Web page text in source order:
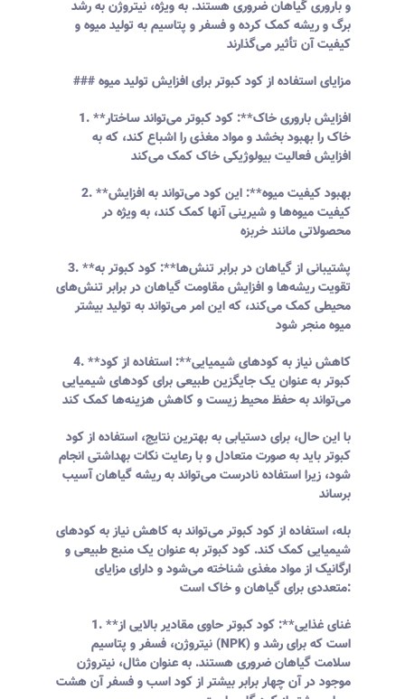
و باروری گیاهان ضروری هستند. به ویژه، نیتروژن به رشد
برگ و ریشه کمک کرده و فسفر و پتاسیم به تولید میوه و
کیفیت آن تأثیر می‌گذارند
### مزایای استفاده از کود کبوتر برای افزایش تولید میوه
1. **افزایش باروری خاک**: کود کبوتر می‌تواند ساختار
خاک را بهبود بخشد و مواد مغذی را اشباع کند، که به
افزایش فعالیت بیولوژیکی خاک کمک می‌کند
2. **بهبود کیفیت میوه**: این کود می‌تواند به افزایش
کیفیت میوه‌ها و شیرینی آنها کمک کند، به ویژه در
محصولاتی مانند خربزه
3. **پشتیبانی از گیاهان در برابر تنش‌ها**: کود کبوتر به
تقویت ریشه‌ها و افزایش مقاومت گیاهان در برابر تنش‌های
محیطی کمک می‌کند، که این امر می‌تواند به تولید بیشتر
میوه منجر شود
4. **کاهش نیاز به کودهای شیمیایی**: استفاده از کود
کبوتر به عنوان یک جایگزین طبیعی برای کودهای شیمیایی
می‌تواند به حفظ محیط زیست و کاهش هزینه‌ها کمک کند
با این حال، برای دستیابی به بهترین نتایج، استفاده از کود
کبوتر باید به صورت متعادل و با رعایت نکات بهداشتی انجام
شود، زیرا استفاده نادرست می‌تواند به ریشه گیاهان آسیب
برساند
بله، استفاده از کود کبوتر می‌تواند به کاهش نیاز به کودهای
شیمیایی کمک کند. کود کبوتر به عنوان یک منبع طبیعی و
ارگانیک از مواد مغذی شناخته می‌شود و دارای مزایای
متعددی برای گیاهان و خاک است:
1. **غنای غذایی**: کود کبوتر حاوی مقادیر بالایی از
نیتروژن، فسفر و پتاسیم (NPK) است که برای رشد و
سلامت گیاهان ضروری هستند. به عنوان مثال، نیتروژن
موجود در آن چهار برابر بیشتر از کود اسب و فسفر آن هشت